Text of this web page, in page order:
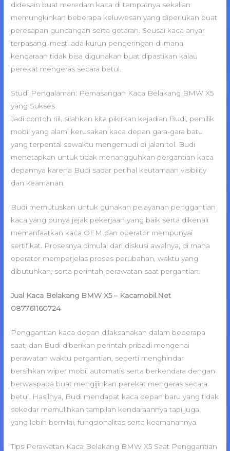
didesain buat meredam kaca di tempatnya sekalian
memungkinkan beberapa keluwesan yang diperlukan buat
peresapan guncangan serta getaran. Seusai kaca anyar
terpasang, mesti ada kurun pengeringan di mana
kendaraan tidak bisa digunakan buat dipastikan kalau
perekat mengeras secara betul.
Studi Pengalaman: Pemasangan Kaca Belakang BMW X5
yang Sukses
Jadi contoh riil, silahkan kita pikirkan kejadian Budi, pemilik
mobil yang alami kerusakan kaca depan gara-gara batu
yang terpental sewaktu mengemudi di jalan tol. Budi
menetapkan untuk tidak menangguhkan pergantian kaca
depannya karena Budi sadar perihal keutamaan visibility
dan keamanan.
Budi memutuskan untuk gunakan pelayanan penggantian
kaca yang punya jejak pekerjaan yang baik serta dikenali
memanfaatkan kaca OEM dan operator mempunyai
sertifikat. Prosesnya dimulai dari diskusi awalnya, di mana
operator memperjelas proses perubahan, waktu yang
dibutuhkan, serta perintah perawatan saat pergantian.
Jual Kaca Belakang BMW X5 – Kacamobil.Net
087761160724
Penggantian kaca depan dilaksanakan dalam beberapa
saat, dan Budi diberikan perintah pribadi mengenai
perawatan waktu pergantian, seperti menghindar
bersihkan wiper mobil automatis serta berkendara dengan
berwaspada buat mengijinkan perekat mengeras secara
betul. Hasilnya, Budi mendapat kaca depan baru yang tidak
sekedar memulihkan tampilan kendaraannya tapi juga,
yang lebih bernilai, fungsionalitas serta keamanannya.
Tips Perawatan Kaca Belakang BMW X5 Saat Penggantian